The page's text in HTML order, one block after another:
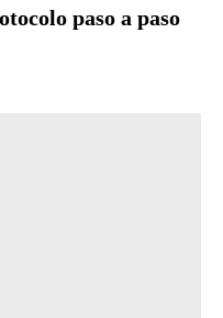
paso a paso